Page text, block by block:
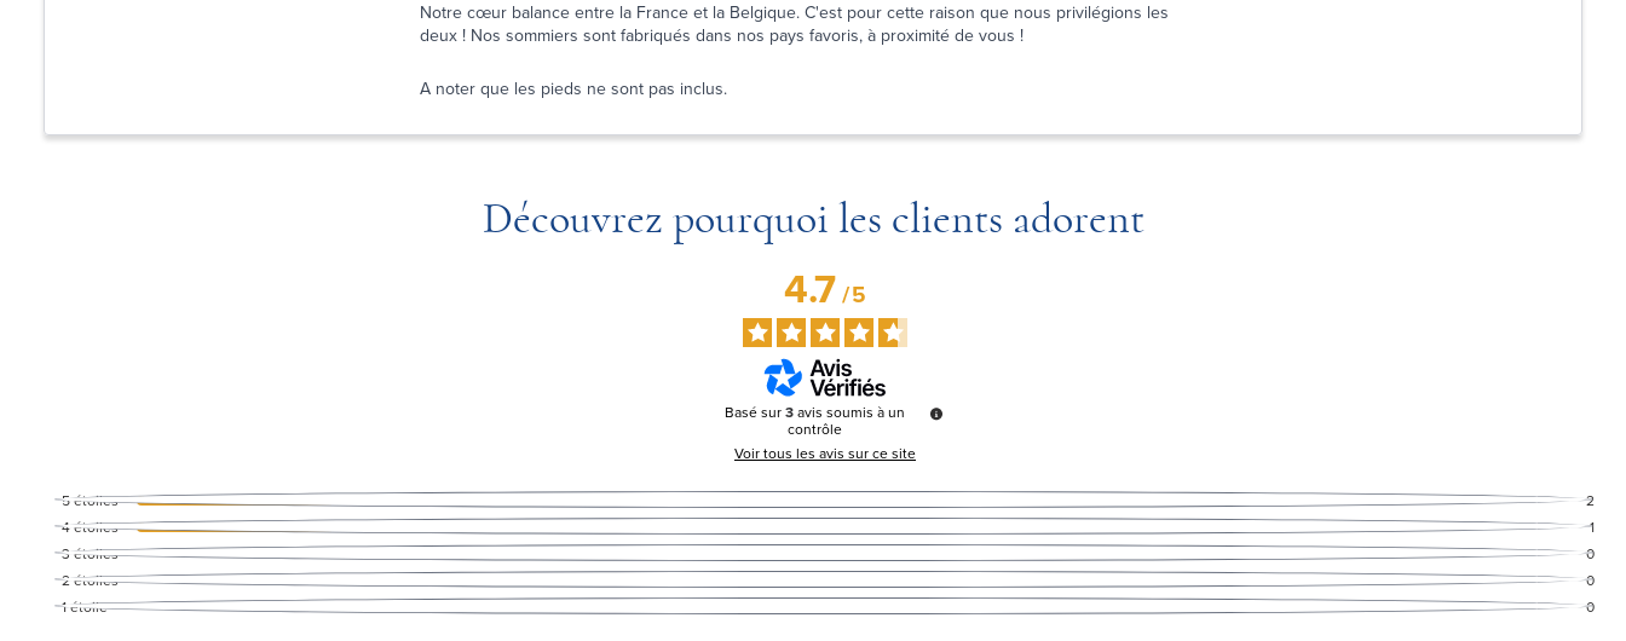
Notre cœur balance entre la France et la Belgique. C'est pour cette raison que nous privilégions les
deux ! Nos sommiers sont fabriqués dans nos pays favoris, à proximité de vous !
A noter que les pieds ne sont pas inclus.
Découvrez pourquoi les clients adorent
4.7/5
Basé sur3avis soumis à un
contrôle
Voir tous les avis sur ce site
5étoiles
2
4étoiles
1
3 étoiles
0
2étoiles
0
1étoile 0